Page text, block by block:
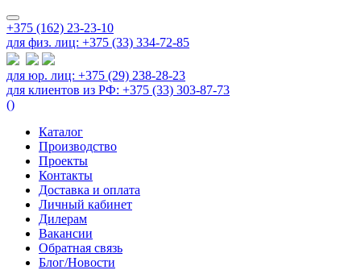
+375 (162) 23-23-10
для физ. лиц: +375 (33) 334-72-85
для юр. лиц: +375 (29) 238-28-23
для клиентов из РФ: +375 (33) 303-87-73
()
Каталог
Производство
Проекты
Контакты
Доставка и оплата
Личный кабинет
Дилерам
Вакансии
Обратная связь
Блог/Новости